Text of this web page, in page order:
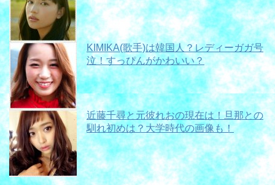
KIMIKA(歌手)は韓国人？レディーガガ号
泣！すっぴんがかわいい？
近藤千尋と元彼れおの現在は！旦那との
馴れ初めは？大学時代の画像も！